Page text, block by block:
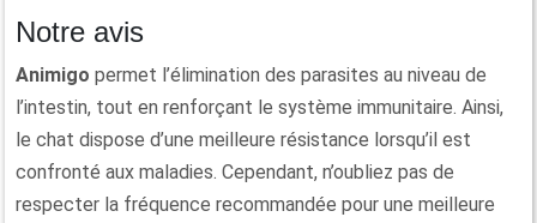
Notre avis
Animigo permet l’élimination des parasites au niveau de
l’intestin, tout en renforçant le système immunitaire. Ainsi,
le chat dispose d’une meilleure résistance lorsqu’il est
confronté aux maladies. Cependant, n’oubliez pas de
respecter la fréquence recommandée pour une meilleure